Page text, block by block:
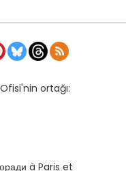
ortağı:
à Paris et